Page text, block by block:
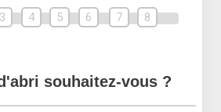
3 4 5 6 7 8
souhaitez-vous ?